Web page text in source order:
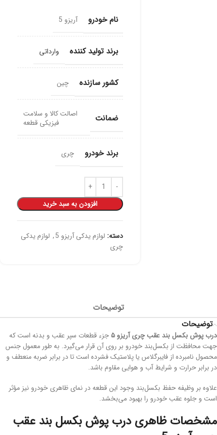
نام خودرو آریزو 5
برند تولید کننده وارداتی
کشور سازنده چین
ضمانت
اصالت کالا و سلامت
فیزیکی قطعه
برند خودرو چری
افزودن به سبد خرید
دسته: لوازم یدکی آریزو 5 , لوازم یدکی
چری
توضیحات
توضیحات
درب پوش بکسل بند عقب چری آریزو ۵ جزء قطعات سپر عقب و بدنه است که
جهت محافظت از بکسل‌بند خودرو بر روی آن قرار می‌گیرد. به طور معمول جنس
محصول نامبرده از فایبرگلاس یا پلاستیک فشرده است تا در برابر ضربه منعطف و
در برابر حرارت و شرایط آب و هوایی مقاوم باشد.
علاوه بر وظیفه حفظ بکسل‌بند وجود این قطعه در نمای ظاهری خودرو نیز مؤثر
است و جلوه عقب خودرو را بهبود می‌بخشد.
مشخصات ظاهری درب پوش بکسل بند عقب